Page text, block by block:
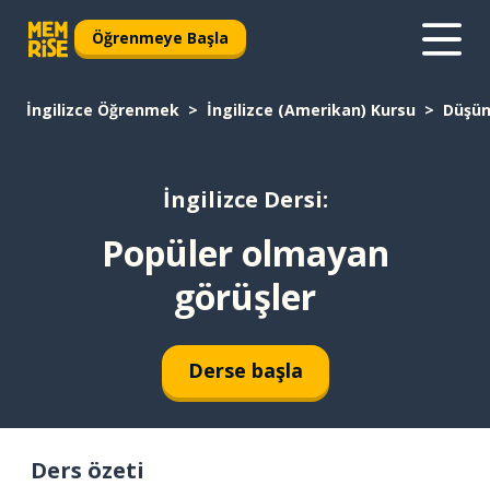
Öğrenmeye Başla
İngilizce Öğrenmek İngilizce (Amerikan) Kursu
İngilizce Dersi:
Popüler olmayan
görüşler
Derse başla
Ders özeti